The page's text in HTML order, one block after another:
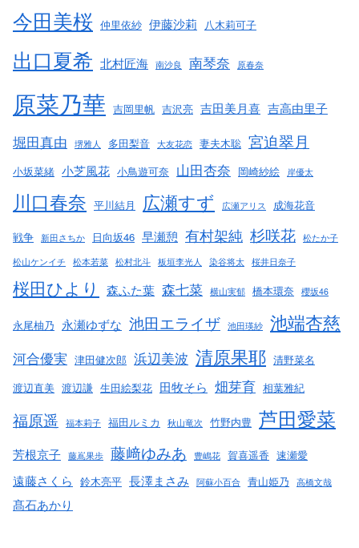
今田美桜 仲里依紗 伊藤沙莉 八木莉可子
出口夏希 北村匠海 南沙良 南琴奈 原春奈
原菜乃華 吉岡里帆 吉沢亮 吉田美月喜 吉高由里子
堀田真由 堺雅人 多田梨音 大友花恋 妻夫木聡 宮迫翠月
小坂菜緒 小芝風花 小鳥遊可奈 山田杏奈 岡崎紗絵 岸優太
川口春奈 平川結月 広瀬すず 広瀬アリス 成海花音
戦争 新田さちか 日向坂46 早瀬憩 有村架純 杉咲花 松たか子
松山ケンイチ
松本若菜 松村北斗 板垣李光人 染谷将太 桜井日奈子
桜田ひより 森ふた葉 森七菜 横山実郁 橋本環奈 櫻坂46
永尾柚乃 永瀬ゆずな 池田エライザ 池田瑛紗 池端杏慈
河合優実 津田健次郎 浜辺美波 清原果耶 清野菜名
渡辺直美 渡辺謙 生田絵梨花 田牧そら 畑芽育 相葉雅紀
福原遥 福本莉子 福田ルミカ 秋山竜次 竹野内豊 芦田愛菜
芳根京子 藤嶌果歩 藤﨑ゆみあ 豊嶋花 賀喜遥香 速瀬愛
遠藤さくら 鈴木亮平 長澤まさみ 阿蘇小百合 青山姫乃 高橋文哉
髙石あかり